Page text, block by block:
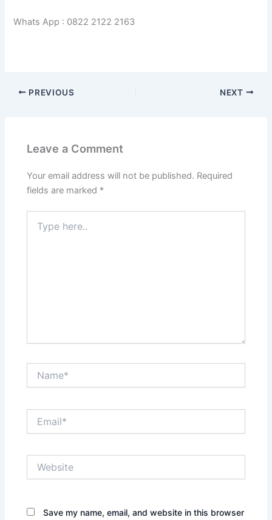
Whats App : 0822 2122 2163
PREVIOUS NEXT
Leave a Comment
Your email address will not be published. Required
fields are marked *
here..
Save my name, email, and website in this browser